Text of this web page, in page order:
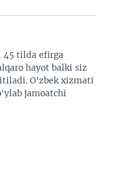
45 tilda efirga
hayot balki siz
O'zbek xizmati
jamoatchi